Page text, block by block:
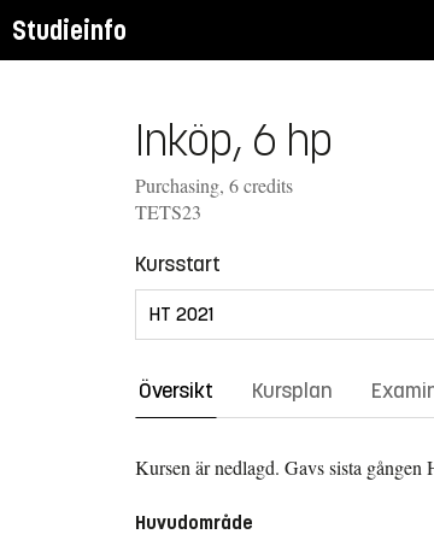
Studieinfo
Inköp, 6 hp
Purchasing, 6 credits
TETS23
Kursstart
Översikt Kursplan
Kursen är nedlagd. Gavs sista gången
Huvudområde